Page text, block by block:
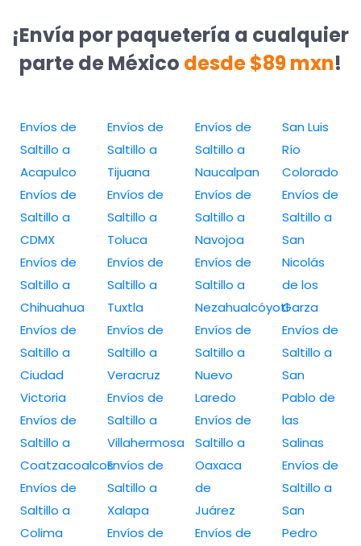
¡Envía por paquetería a cualquier
parte de México desde $89 mxn!
Envíos de
Saltillo a
Acapulco
Envíos de
Saltillo a
CDMX
Envíos de
Saltillo a
Chihuahua
Envíos de
Saltillo a
Ciudad
Victoria
Envíos de
Saltillo a
Coatzacoalcos
Envíos de
Saltillo a
Colima
Envíos de
Saltillo a
Tijuana
Envíos de
Saltillo a
Toluca
Envíos de
Saltillo a
Tuxtla
Envíos de
Saltillo a
Veracruz
Envíos de
Saltillo a
Villahermosa
Envíos de
Saltillo a
Xalapa
Envíos de
Envíos de
Saltillo a
Naucalpan
Envíos de
Saltillo a
Navojoa
Envíos de
Saltillo a
Nezahualcóyotl
Envíos de
Saltillo a
Nuevo
Laredo
Envíos de
Saltillo a
Oaxaca
de
Juárez
Envíos de
San Luis
Río
Colorado
Envíos de
Saltillo a
San
Nicolás
de los
Garza
Envíos de
Saltillo a
San
Pablo de
las
Salinas
Envíos de
Saltillo a
San
Pedro